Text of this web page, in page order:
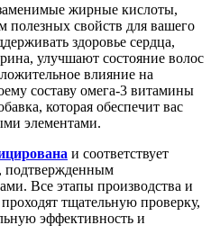
жирные кислоты,
полезных свойств для вашего
здоровье сердца,
улучшают состояние волос
влияние на
составу омега-3 витамины
которая обеспечит вас
элементами.
и соответствует
подтвержденным
Все этапы производства и
тщательную проверку,
эффективность и